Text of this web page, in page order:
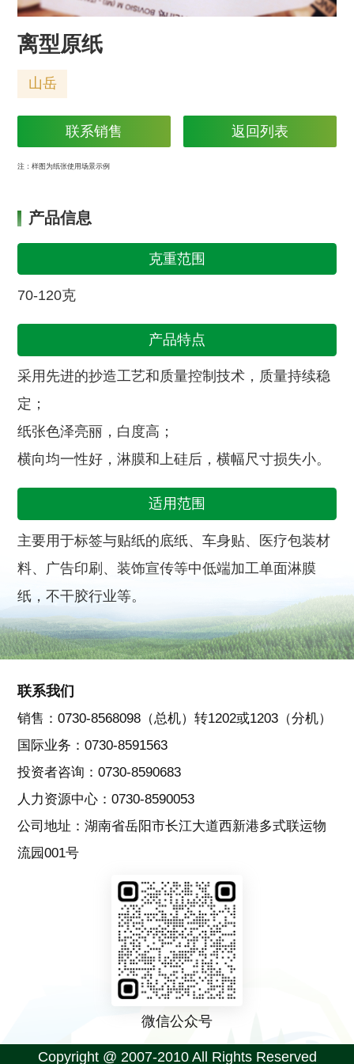
离型原纸
山岳
联系销售 返回列表
注：样图为纸张使用场景示例
产品信息
克重范围
70-120克
产品特点
采用先进的抄造工艺和质量控制技术，质量持续稳
定；
纸张色泽亮丽，白度高；
横向均一性好，淋膜和上硅后，横幅尺寸损失小。
适用范围
主要用于标签与贴纸的底纸、车身贴、医疗包装材
料、广告印刷、装饰宣传等中低端加工单面淋膜
纸，不干胶行业等。
联系我们
销售：0730-8568098（总机）转1202或1203（分机）
国际业务：0730-8591563
投资者咨询：0730-8590683
人力资源中心：0730-8590053
公司地址：湖南省岳阳市长江大道西新港多式联运物
流园001号
微信公众号
Copyright @ 2007-2010 All Rights Reserved